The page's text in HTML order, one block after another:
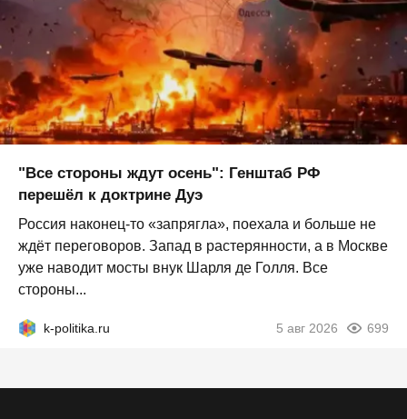
"Все стороны ждут осень": Генштаб РФ
перешёл к доктрине Дуэ
Россия наконец-то «запрягла», поехала и больше не
ждёт переговоров. Запад в растерянности, а в Москве
уже наводит мосты внук Шарля де Голля. Все
стороны...
k-politika.ru 5 авг 2026 699